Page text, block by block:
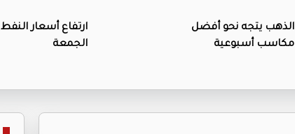
الذهب يتجه نحو أفضل
مكاسب أسبوعية
ارتفاع أسعار النفط
الجمعة